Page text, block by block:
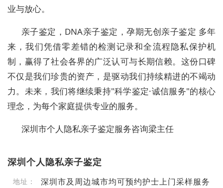
业与放心。
亲子鉴定，DNA亲子鉴定，孕期无创亲子鉴定 多年
来，我们凭借零差错的检测记录和全流程隐私保护机
制，赢得了社会各界的广泛认可与长期信赖。这份口碑
不仅是我们珍贵的资产，是驱动我们持续精进的不竭动
力。未来，我们将继续秉持"科学鉴定·诚信服务"的核心
理念，为每个家庭提供专业的服务。
深圳市个人隐私亲子鉴定服务咨询梁主任
深圳个人隐私亲子鉴定
地址： 深圳市及周边城市均可预约护士上门采样服务